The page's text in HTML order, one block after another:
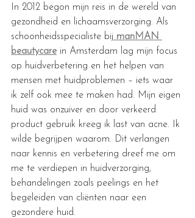
In 2012 begon mijn reis in de wereld van
gezondheid en lichaamsverzorging. Als
schoonheidsspecialiste bij manMAN
beautycare in Amsterdam lag mijn focus
op huidverbetering en het helpen van
mensen met huidproblemen – iets waar
ik zelf ook mee te maken had. Mijn eigen
huid was onzuiver en door verkeerd
product gebruik kreeg ik last van acne. Ik
wilde begrijpen waarom. Dit verlangen
naar kennis en verbetering dreef me om
me te verdiepen in huidverzorging,
behandelingen zoals peelings en het
begeleiden van cliënten naar een
gezondere huid.